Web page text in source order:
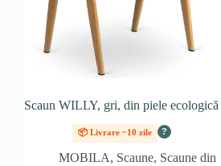
Scaun WILLY, gri, din piele ecologică
📦 Livrare ~10 zile ?
MOBILA, Scaune, Scaune din